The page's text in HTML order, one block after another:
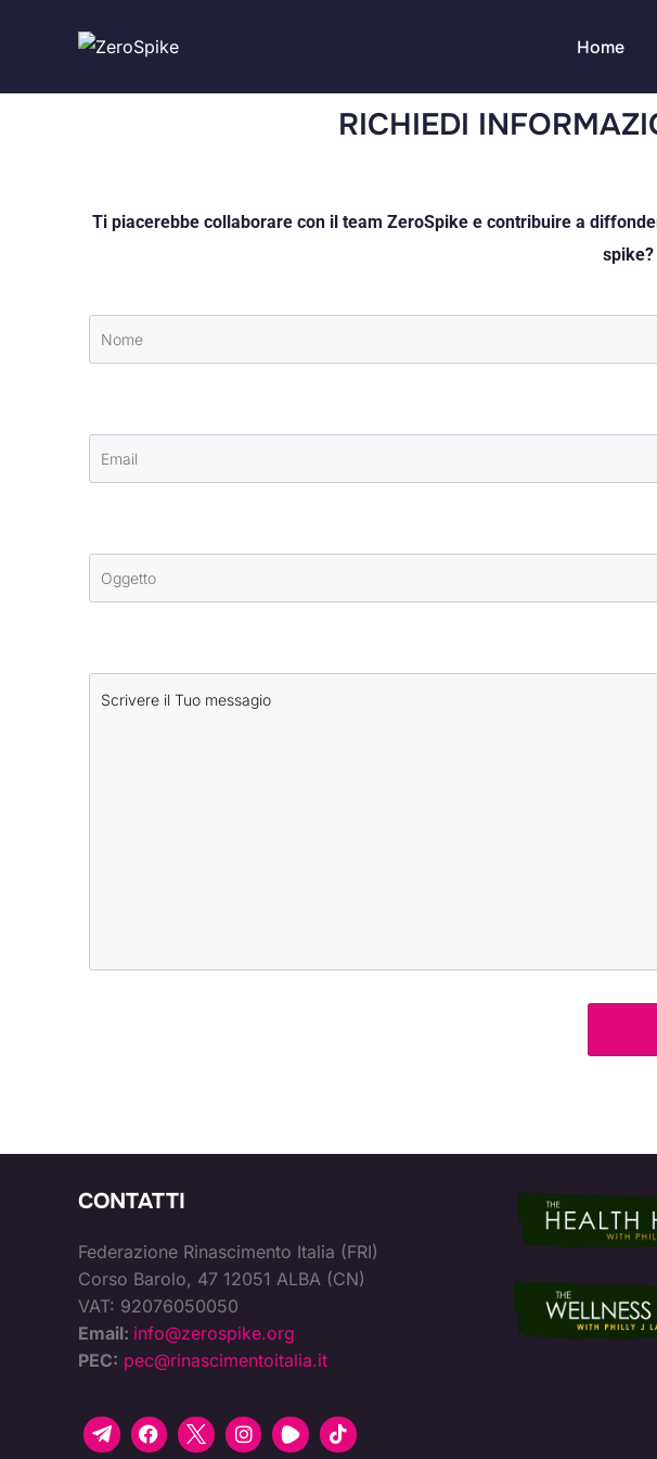
Home
RICHIEDI
Ti piacerebbe collaborare con il team ZeroSpike e contribuire a
spike?
CONTATTI
Federazione Rinascimento Italia (FRI)
Corso Barolo, 47 12051 ALBA (CN)
VAT: 92076050050
Email: info@zerospike.org
PEC: pec@rinascimentoitalia.it